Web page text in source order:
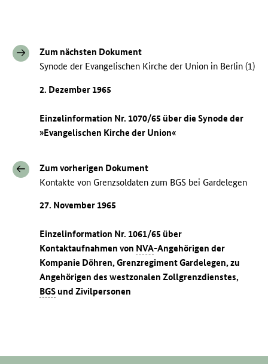
Zum nächsten Dokument
Synode der Evangelischen Kirche der Union in Berlin (1)
2. Dezember 1965
Einzelinformation Nr. 1070/65 über die Synode der
»Evangelischen Kirche der Union«
Zum vorherigen Dokument
Kontakte von Grenzsoldaten zum BGS bei Gardelegen
27. November 1965
Einzelinformation Nr. 1061/65 über
Kontaktaufnahmen von NVA-Angehörigen der
Kompanie Döhren, Grenzregiment Gardelegen, zu
Angehörigen des westzonalen Zollgrenzdienstes,
BGS und Zivilpersonen